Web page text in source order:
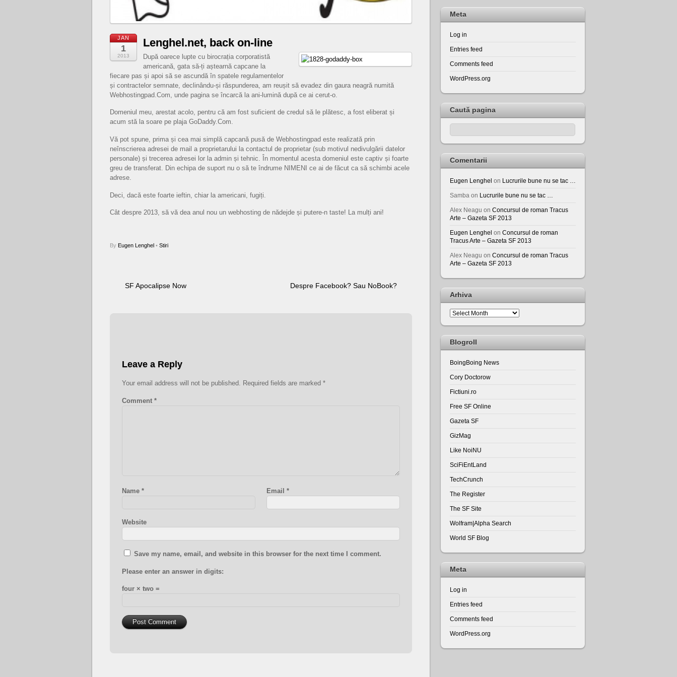
JAN
1
2013
Lenghel.net, back on-line
După oarece lupte cu birocrația corporatistă
americană, gata să-ți aștearnă capcane la
fiecare pas și apoi să se ascundă în spatele regulamentelor
și contractelor semnate, declinându-și răspunderea, am reușit să evadez din gaura neagră numită
Webhostingpad.Com, unde pagina se încarcă la ani-lumină după ce ai cerut-o.
Domeniul meu, arestat acolo, pentru că am fost suficient de credul să le plătesc, a fost eliberat și
acum stă la soare pe plaja GoDaddy.Com.
Vă pot spune, prima și cea mai simplă capcană pusă de Webhostingpad este realizată prin
neînscrierea adresei de mail a proprietarului la contactul de proprietar (sub motivul nedivulgării datelor
personale) și trecerea adresei lor la admin și tehnic. În momentul acesta domeniul este captiv și foarte
greu de transferat. Din echipa de suport nu o să te îndrume NIMENI ce ai de făcut ca să schimbi acele
adrese.
Deci, dacă este foarte ieftin, chiar la americani, fugiți.
Cât despre 2013, să vă dea anul nou un webhosting de nădejde și putere-n taste! La mulți ani!
By Eugen Lenghel • Stiri
SF Apocalipse Now Despre Facebook? Sau NoBook?
Leave a Reply
Your email address will not be published. Required fields are marked *
Comment *
Name * Email*
Website
Save my name, email, and website in this browser for the next time I comment.
Please enter an answer in digits:
four × two =
Meta
Log in
Entries feed
Comments feed
WordPress.org
Caută pagina
Comentarii
Eugen Lenghel on Lucrurile bune nu se tac …
Samba on Lucrurile bune nu se tac …
Alex Neagu on Concursul de roman Tracus
Arte – Gazeta SF 2013
Eugen Lenghel on Concursul de roman
Tracus Arte – Gazeta SF 2013
Alex Neagu on Concursul de roman Tracus
Arte – Gazeta SF 2013
Arhiva
Arhiva
Blogroll
BoingBoing News
Cory Doctorow
Fictiuni.ro
Free SF Online
Gazeta SF
GizMag
Like NoiNU
SciFiEntLand
TechCrunch
The Register
The SF Site
Wolfram|Alpha Search
World SF Blog
Meta
Log in
Entries feed
Comments feed
WordPress.org